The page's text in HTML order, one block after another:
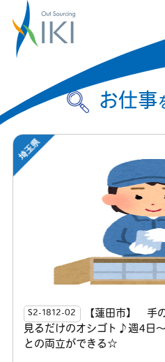
お仕事
S2-1812-02
【蓮田市】 手
見るだけのオシゴト♪週4日
との両立ができる☆
埼玉県